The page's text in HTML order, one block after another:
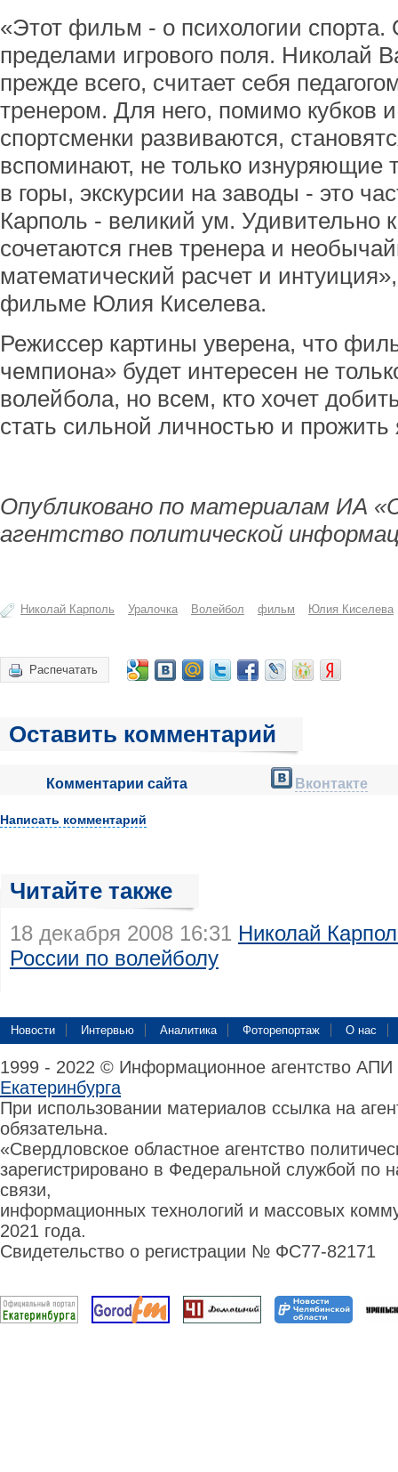
«Этот фильм - о психологии спорта.
пределами игрового поля. Николай
прежде всего, считает себя
тренером. Для него, помимо кубков
спортсменки развиваются,
вспоминают, не только изнуряющие
в горы, экскурсии на заводы - это
Карполь - великий ум. Удивительно
сочетаются гнев тренера и
математический расчет и
фильме Юлия Киселева.
Режиссер картины уверена, что
чемпиона» будет интересен не
волейбола, но всем, кто хочет
стать сильной личностью и
Опубликовано по материалам ИА
агентство политической
Николай Карполь Уралочка Волейбол фильм Юлия Киселева
Распечатать
Оставить комментарий
Комментарии сайта Вконтакте
Написать комментарий
Читайте также
18 декабря 2008 16:31 Николай
России по волейболу
Новости Интервью Аналитика Фоторепортаж О нас
1999 - 2022 © Информационное агентство
Екатеринбурга
При использовании материалов ссылка на
обязательна.
«Свердловское областное агентство
зарегистрировано в Федеральной службой по
связи,
информационных технологий и массовых
2021 года.
Свидетельство о регистрации № ФС77-82171